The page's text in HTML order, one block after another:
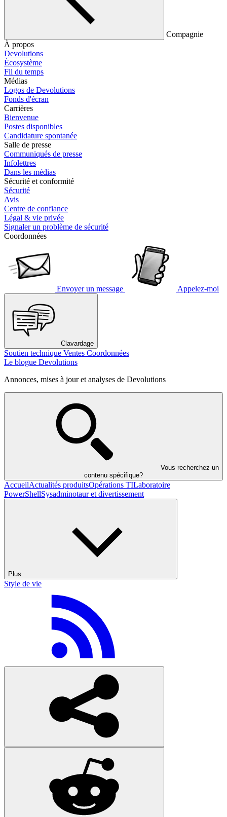
Compagnie
À propos
Devolutions
Écosystème
Fil du temps
Médias
Logos de Devolutions
Fonds d'écran
Carrières
Bienvenue
Postes disponibles
Candidature spontanée
Salle de presse
Communiqués de presse
Infolettres
Dans les médias
Sécurité et conformité
Sécurité
Avis
Centre de confiance
Légal & vie privée
Signaler un problème de sécurité
Coordonnées
Envoyer un message Appelez-moi
Clavardage
Soutien technique Ventes Coordonnées
Le blogue Devolutions
Annonces, mises à jour et analyses de Devolutions
Vous recherchez un
contenu spécifique?
AccueilActualités produitsOpérations TILaboratoire
PowerShellSysadminotaur et divertissement
Plus
Style de vie